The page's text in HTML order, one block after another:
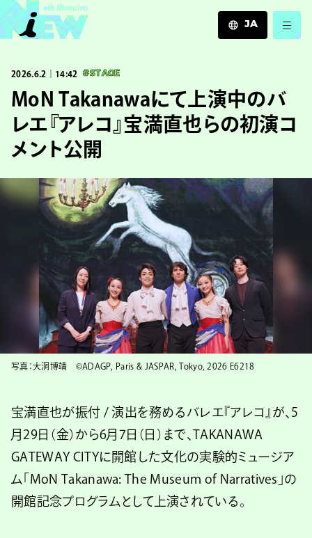
JA
ZH
2026.6.2｜14:42 #STAGE
MoN Takanawaにて上演中のバ
レエ『アレコ』宝満直也らの初演コ
メント公開
写真：大洞博靖 ©ADAGP, Paris & JASPAR, Tokyo, 2026 E6218
宝満直也が振付 / 演出を務めるバレエ『アレコ』が、5
月29日（金）から6月7日（日）まで、TAKANAWA
GATEWAY CITYに開館した文化の実験的ミュージア
ム「MoN Takanawa: The Museum of Narratives」の
開館記念プログラムとして上演されている。